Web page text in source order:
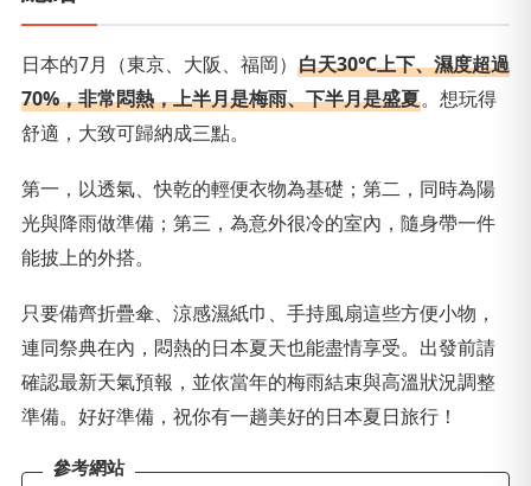
日本的7月（東京、大阪、福岡） 白天30℃上下、濕度超過
70%，非常悶熱，上半月是梅雨、下半月是盛夏。想玩得
舒適，大致可歸納成三點。
第一，以透氣、快乾的輕便衣物為基礎；第二，同時為陽
光與降雨做準備；第三，為意外很冷的室內，隨身帶一件
能披上的外搭。
只要備齊折疊傘、涼感濕紙巾、手持風扇這些方便小物，
連同祭典在內，悶熱的日本夏天也能盡情享受。出發前請
確認最新天氣預報，並依當年的梅雨結束與高溫狀況調整
準備。好好準備，祝你有一趟美好的日本夏日旅行！
參考網站